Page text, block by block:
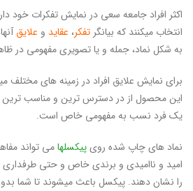
اکثر افراد جامعه سعی در نمایش تفکرات خود
انتخاب میکنند که بیانگر تفکر، عقاید و علایق
به شکل نماد، جمله و یا تصویری مفهومی در
برای نمایش علایق افراد در زمینه های مختلف
این محصول از در دسترس ترین و مناسب ترین
یک فرد نسب به مفهومی خاص است.
نماد های چاپ شده رویپیکسلهامی تواند
امید و ناامیدی و برندی خاص و حتی
را نشان دهند. پیکسل باعث میشوند تا شما